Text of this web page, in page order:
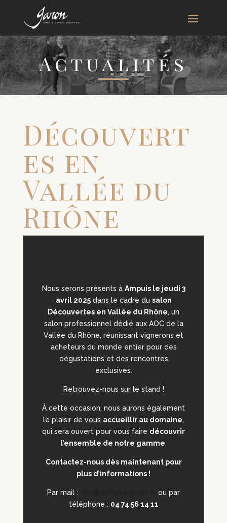
Actualités
Découvert
es en
Vallée du
Rhône
Nous serons présents à Ampuis le jeudi 3
avril 2025dans le cadre du salon
Découvertes en Vallée du Rhône, un
salon professionnel dédié aux AOC de la
Vallée du Rhône, réunissant vignerons et
acheteurs du monde entier pour des
dégustations et des rencontres
exclusives.
Retrouvez-nous sur le stand !
À cette occasion, nous aurons également
le plaisir de vous accueillir au domaine,
qui sera ouvert pour vous faire découvrir
l’ensemble de notre gamme.
Contactez-nous dès maintenant pour
plus d’informations !
Par mail :
ou par
téléphone : 04 74 56 14 11